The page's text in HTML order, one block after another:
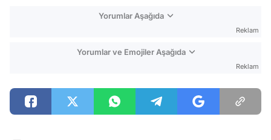
Yorumlar Aşağıda
Reklam
Yorumlar ve Emojiler Aşağıda
Reklam